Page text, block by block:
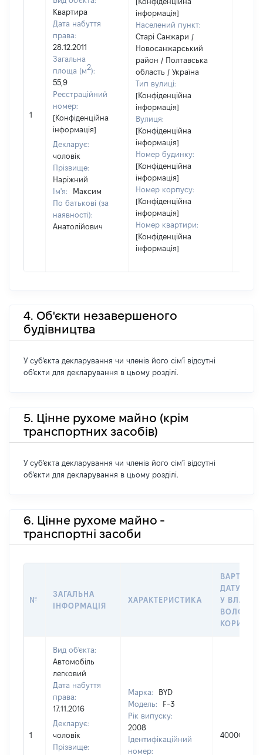
1
Квартира
Дата набуття
права:
28.12.2011
Загальна
площа (м2):
55,9
Реєстраційний
номер:
[Конфіденційна
інформація]
Декларує:
чоловік
Прізвище:
Наріжний
Ім'я:
Максим
По батькові (за
наявності):
Анатолійович
інформація]
Населений пункт:
Старі Санжари /
Новосанжарський
район / Полтавська
область / Україна
Тип вулиці:
[Конфіденційна
інформація]
Вулиця:
[Конфіденційна
інформація]
Номер будинку:
[Конфіденційна
інформація]
Номер корпусу:
[Конфіденційна
інформація]
Номер квартири:
[Конфіденційна
інформація]
4. Об'єкти незавершеного
будівництва
У суб'єкта декларування чи членів його сім'ї відсутні
об'єкти для декларування в цьому розділі.
5. Цінне рухоме майно (крім
транспортних засобів)
У суб'єкта декларування чи членів його сім'ї відсутні
об'єкти для декларування в цьому розділі.
6. Цінне рухоме майно -
транспортні засоби
№
ЗАГАЛЬНА
ІНФОРМАЦІЯ
ХАРАКТЕРИСТИКА
ВАРТІСТЬ
ДАТУ
У
1
Вид об'єкта:
Автомобіль
легковий
Дата набуття
права:
17.11.2016
Декларує:
чоловік
Прізвище:
Марка:
BYD
Модель:
F-3
Рік випуску:
2008
Ідентифікаційний
номер:
40000